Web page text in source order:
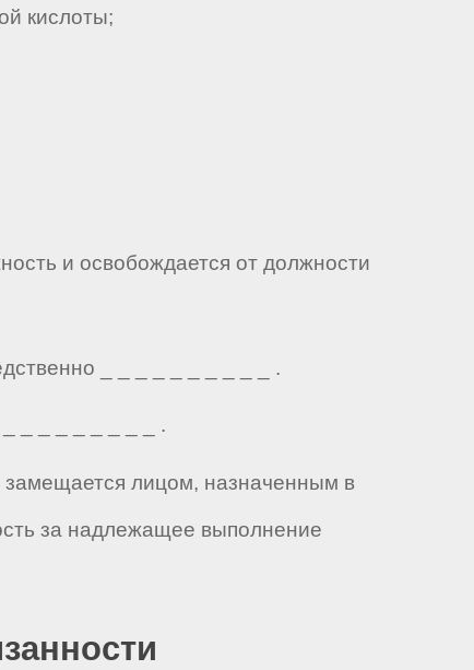
кислоты;
и освобождается от должности
_ _ _ _ _ _ _ _ _ _ .
_ _ _ _ _ _ _ _ .
замещается лицом, назначенным в
за надлежащее выполнение